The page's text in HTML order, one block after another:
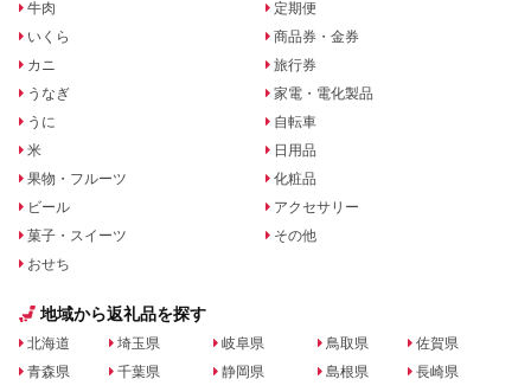
牛肉
いくら
カニ
うなぎ
うに
米
果物・フルーツ
ビール
菓子・スイーツ
おせち
定期便
商品券・金券
旅行券
家電・電化製品
自転車
日用品
化粧品
アクセサリー
その他
地域から返礼品を探す
北海道
青森県
埼玉県
千葉県
岐阜県
静岡県
鳥取県
島根県
佐賀県
長崎県